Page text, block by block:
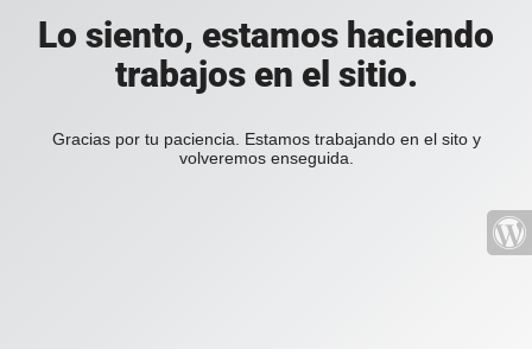
Lo siento, estamos haciendo
trabajos en el sitio.
Gracias por tu paciencia. Estamos trabajando en el sito y
volveremos enseguida.